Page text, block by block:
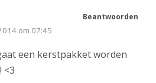
om 07:45
een kerstpakket worden
<3
Beantwoorden